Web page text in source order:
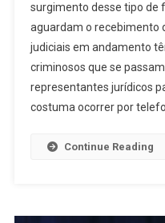
surgimento desse tipo de
aguardam o recebimento
judiciais em andamento
criminosos que se
representantes jurídicos
costuma ocorrer por
Continue Reading